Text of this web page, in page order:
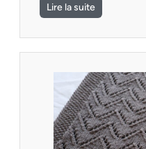
Lire la suite